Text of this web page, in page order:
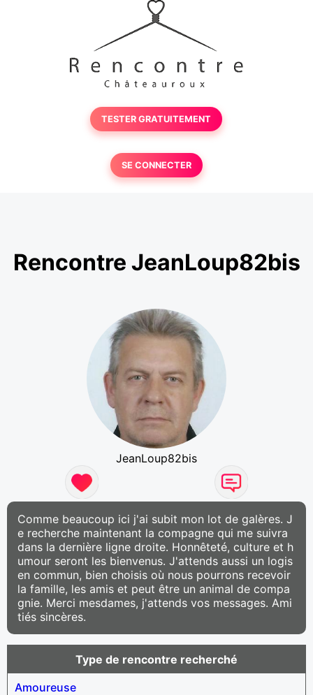
TESTER GRATUITEMENT
SE CONNECTER
Rencontre JeanLoup82bis
JeanLoup82bis
Comme beaucoup ici j'ai subit mon lot de galères. J
e recherche maintenant la compagne qui me suivra
dans la dernière ligne droite. Honnêteté, culture et h
umour seront les bienvenus. J'attends aussi un logis
en commun, bien choisis où nous pourrons recevoir
la famille, les amis et peut être un animal de compa
gnie. Merci mesdames, j'attends vos messages. Ami
tiés sincères.
Type de rencontre recherché
Amoureuse